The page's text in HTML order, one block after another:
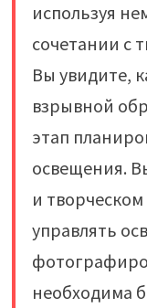
используя
сочетании с
Вы увидите,
взрывной
этап
освещения.
и
управлять
необходима